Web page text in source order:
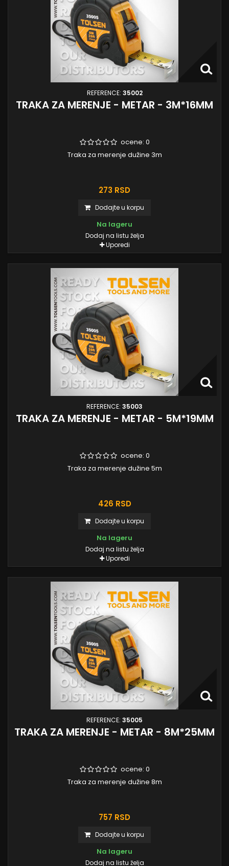
REFERENCE: 35002
TRAKA ZA MERENJE - METAR - 3M*16MM
ocene: 0
Traka za merenje dužine 3m
273 RSD
Dodajte u korpu
Na lageru
Dodaj na listu želja
Uporedi
REFERENCE: 35003
TRAKA ZA MERENJE - METAR - 5M*19MM
ocene: 0
Traka za merenje dužine 5m
426 RSD
Dodajte u korpu
Na lageru
Dodaj na listu želja
Uporedi
REFERENCE: 35005
TRAKA ZA MERENJE - METAR - 8M*25MM
ocene: 0
Traka za merenje dužine 8m
757 RSD
Dodajte u korpu
Na lageru
Dodaj na listu želja